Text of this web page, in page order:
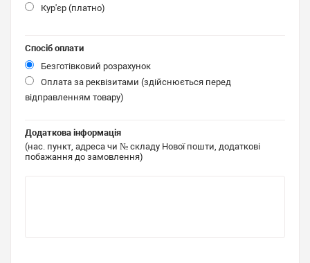
Кур'єр (платно)
Спосіб оплати
Безготівковий розрахунок
Оплата за реквізитами (здійснюється перед
відправленням товару)
Додаткова інформація
(нас. пункт, адреса чи № складу Нової пошти, додаткові
побажання до замовлення)